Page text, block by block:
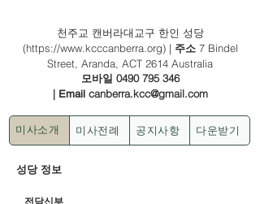
천주교 캔버라대교구 한인 성당
(https://www.kcccanberra.org) | 주소 7 Bindel
Street, Aranda, ACT 2614 Australia
모바일 0490 795 346
| Email canberra.kcc@gmail.com
미사소개 미사전례 공지사항 다운받기
성당 정보
전담신부